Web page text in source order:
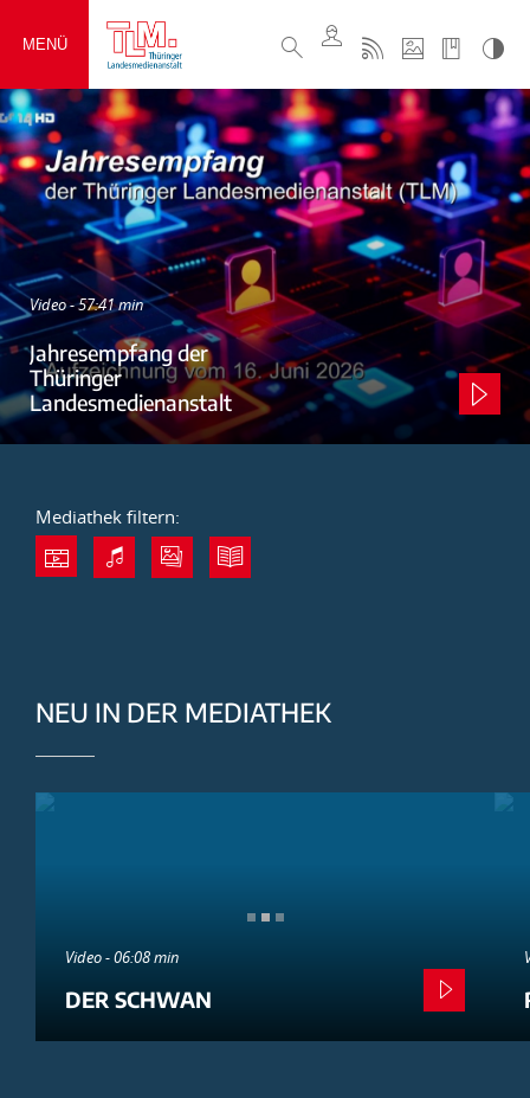
MENÜ
Video - 57:41 min
Jahresempfang der
Thüringer
Landesmedienanstalt
Mediathek filtern:
NEU IN DER MEDIATHEK
Video - 06:08 min
DER SCHWAN